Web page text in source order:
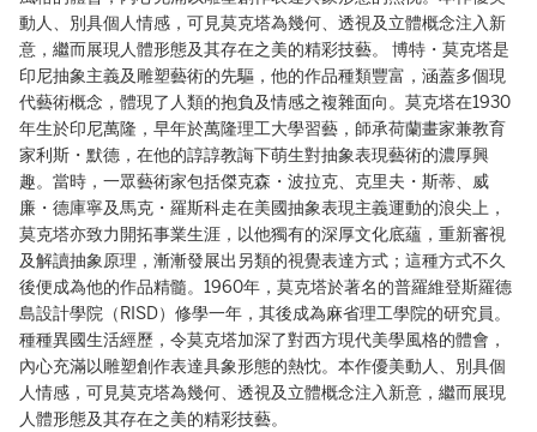
動人、別具個人情感，可見莫克塔為幾何、透視及立體概念注入新
意，繼而展現人體形態及其存在之美的精彩技藝。 博特・莫克塔是
印尼抽象主義及雕塑藝術的先驅，他的作品種類豐富，涵蓋多個現
代藝術概念，體現了人類的抱負及情感之複雜面向。莫克塔在1930
年生於印尼萬隆，早年於萬隆理工大學習藝，師承荷蘭畫家兼教育
家利斯・默德，在他的諄諄教誨下萌生對抽象表現藝術的濃厚興
趣。當時，一眾藝術家包括傑克森・波拉克、克里夫・斯蒂、威
廉・德庫寧及馬克・羅斯科走在美國抽象表現主義運動的浪尖上，
莫克塔亦致力開拓事業生涯，以他獨有的深厚文化底蘊，重新審視
及解讀抽象原理，漸漸發展出另類的視覺表達方式；這種方式不久
後便成為他的作品精髓。1960年，莫克塔於著名的普羅維登斯羅德
島設計學院（RISD）修學一年，其後成為麻省理工學院的研究員。
種種異國生活經歷，令莫克塔加深了對西方現代美學風格的體會，
內心充滿以雕塑創作表達具象形態的熱忱。本作優美動人、別具個
人情感，可見莫克塔為幾何、透視及立體概念注入新意，繼而展現
人體形態及其存在之美的精彩技藝。